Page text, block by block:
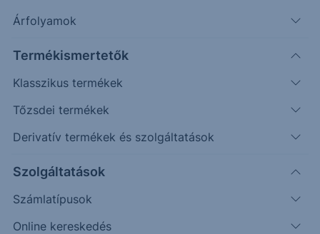
Árfolyamok
Termékismertetők
Klasszikus termékek
Tőzsdei termékek
Derivatív termékek és szolgáltatások
Szolgáltatások
Számlatípusok
Online kereskedés
42.020).